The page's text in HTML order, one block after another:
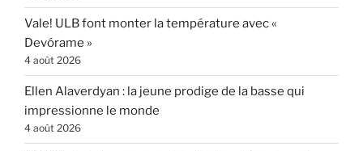
Vale! ULB font monter la température avec «
Devórame »
4 août 2026
Ellen Alaverdyan : la jeune prodige de la basse qui
impressionne le monde
4 août 2026